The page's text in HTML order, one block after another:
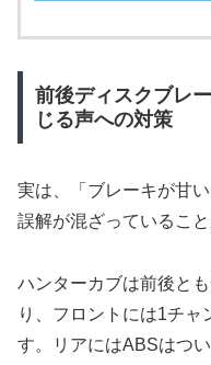
前後ディスクブレ
じる声への対策
実は、「ブレーキが甘
誤解が混ざっていること
ハンターカブは前後と
り、フロントには1チャ
す。リアにはABSはつい